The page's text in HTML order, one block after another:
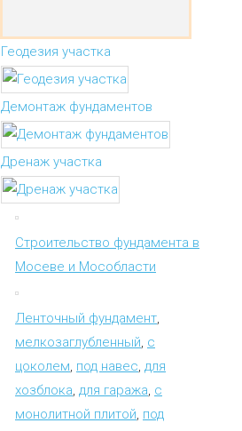
Геодезия участка
Демонтаж фундаментов
Дренаж участка
Строительство фундамента в
Мосеве и Мособласти
Ленточный фундамент,
мелкозаглубленный, с
цоколем, под навес, для
хозблока, для гаража, с
монолитной плитой, под